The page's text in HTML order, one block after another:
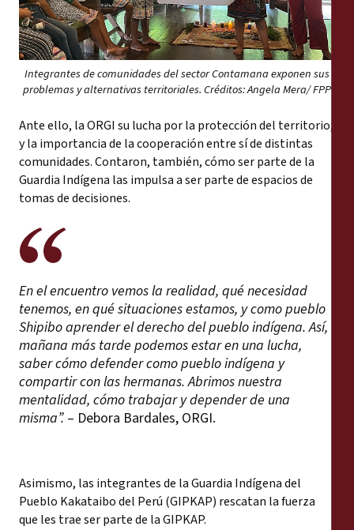
Integrantes de comunidades del sector Contamana exponen sus
problemas y alternativas territoriales. Créditos: Angela Mera/ FPP
Ante ello, la ORGI su lucha por la protección del territorio,
y la importancia de la cooperación entre sí de distintas
comunidades. Contaron, también, cómo ser parte de la
Guardia Indígena las impulsa a ser parte de espacios de
tomas de decisiones.
En el encuentro vemos la realidad, qué necesidad
tenemos, en qué situaciones estamos, y como pueblo
Shipibo aprender el derecho del pueblo indígena. Así,
mañana más tarde podemos estar en una lucha,
saber cómo defender como pueblo indígena y
compartir con las hermanas. Abrimos nuestra
mentalidad, cómo trabajar y depender de una
misma”. – Debora Bardales, ORGI.
Asimismo, las integrantes de la Guardia Indígena del
Pueblo Kakataibo del Perú (GIPKAP) rescatan la fuerza
que les trae ser parte de la GIPKAP.